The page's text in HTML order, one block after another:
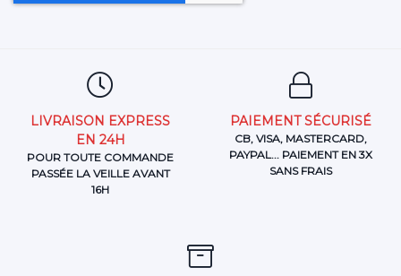
LIVRAISON EXPRESS
EN 24H
POUR TOUTE COMMANDE
PASSÉE LA VEILLE AVANT
16H
PAIEMENT SÉCURISÉ
CB, VISA, MASTERCARD,
PAYPAL... PAIEMENT EN 3X
SANS FRAIS